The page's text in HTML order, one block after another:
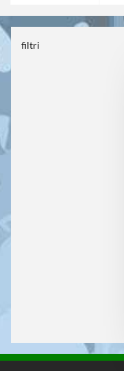
filtri